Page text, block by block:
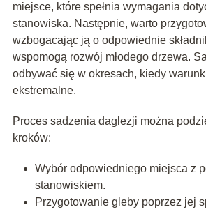
miejsce, które spełnia wymagania
stanowiska. Następnie, warto
wzbogacając ją o odpowiednie
wspomogą rozwój młodego drzewa.
odbywać się w okresach, kiedy
ekstremalne.
Proces sadzenia daglezji można
kroków:
Wybór odpowiedniego miejsca z
stanowiskiem.
Przygotowanie gleby poprzez jej